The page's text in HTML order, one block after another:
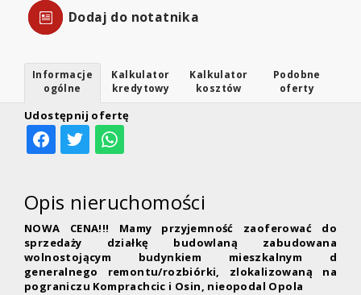
Dodaj do notatnika
Udostępnij ofertę
Informacje
ogólne
Kalkulator
kredytowy
Kalkulator
kosztów
Podobne
oferty
Opis nieruchomości
NOWA CENA!!! Mamy przyjemność zaoferować do
sprzedaży działkę budowlaną zabudowana
wolnostojącym budynkiem mieszkalnym d
generalnego remontu/rozbiórki, zlokalizowaną na
pograniczu Komprachcic i Osin, nieopodal Opola